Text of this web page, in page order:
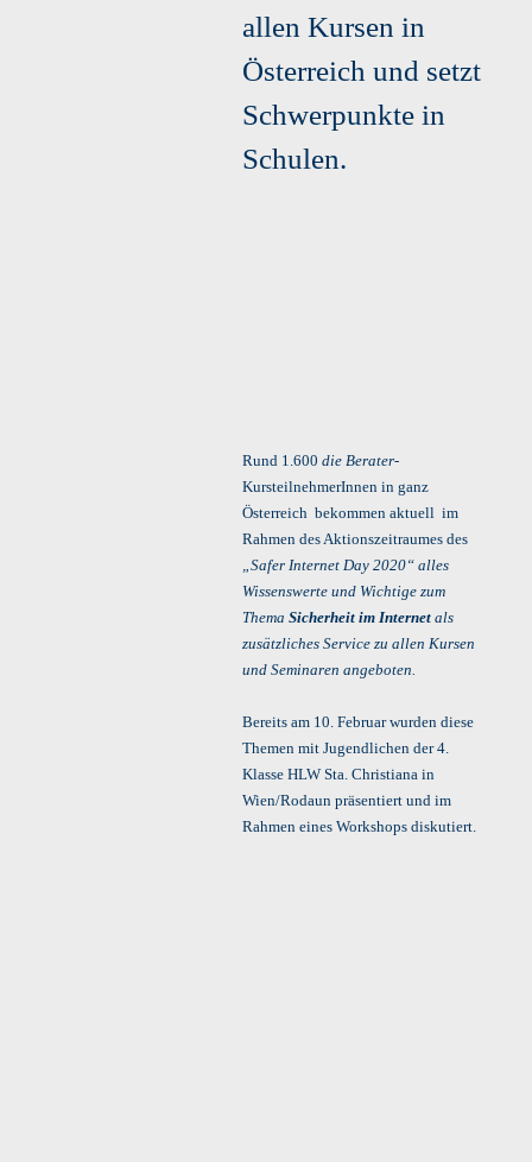
allen Kursen in
Österreich und setzt
Schwerpunkte in
Schulen.
Rund 1.600 die Berater-
KursteilnehmerInnen in ganz
Österreich bekommen aktuell im
Rahmen des Aktionszeitraumes des
„Safer Internet Day 2020“ alles
Wissenswerte und Wichtige zum
Thema Sicherheit im Internetals
zusätzliches Service zu allen Kursen
und Seminaren angeboten.
Bereits am 10. Februar wurden diese
Themen mit Jugendlichen der 4.
Klasse HLW Sta. Christiana in
Wien/Rodaun präsentiert und im
Rahmen eines Workshops diskutiert.